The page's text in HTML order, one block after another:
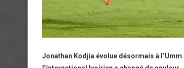
Jonathan Kodjia évolue désormais à